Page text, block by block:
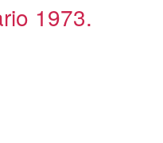
1973.